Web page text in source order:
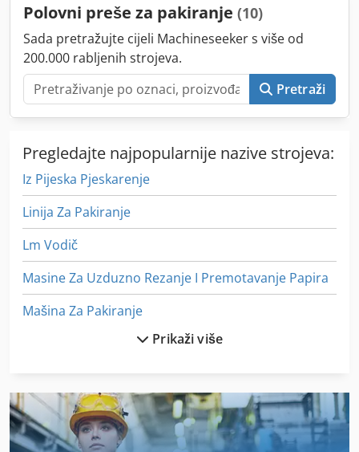
2006-2009 cijena 3.500 EUR Godište 2010-2013 cijena 4.500
EUR Godište 2016-2018 cijena 5.000 EUR
Polovni preše za pakiranje (10)
Sada pretražujte cijeli Machineseeker s više od
200.000 rabljenih strojeva.
Pretraži
Pregledajte najpopularnije nazive strojeva:
Iz Pijeska Pjeskarenje
Linija Za Pakiranje
Lm Vodič
Masine Za Uzduzno Rezanje I Premotavanje Papira
Mašina Za Pakiranje
Mašina Za Pakiranje Maslaca
Okvir Za
Okvir Za Prikaz
Prikaži više